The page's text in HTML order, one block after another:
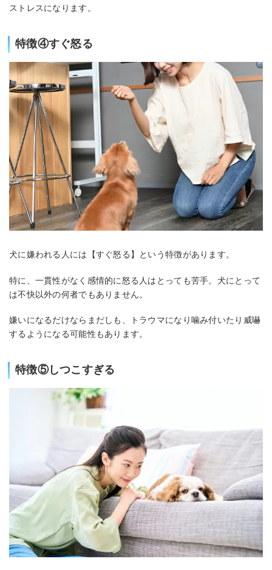
ストレスになります。
特徴④すぐ怒る
犬に嫌われる人には【すぐ怒る】という特徴があります。
特に、一貫性がなく感情的に怒る人はとっても苦手。犬にとって
は不快以外の何者でもありません。
嫌いになるだけならまだしも、トラウマになり噛み付いたり威嚇
するようになる可能性もあります。
特徴⑤しつこすぎる